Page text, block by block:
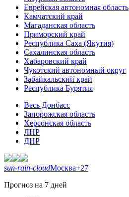
Еврейская автономная область
Камчатский край
Магаданская область
Приморский край
Республика Саха (Якутия)
Сахалинская область
Хабаровский край
Чукотский автономный округ
Забайкальский край
Республика Бурятия
Весь Донбасс
Запорожская область
Херсонская область
ЛНР
ДНР
sun-rain-cloudМосква+27
Прогноз на 7 дней